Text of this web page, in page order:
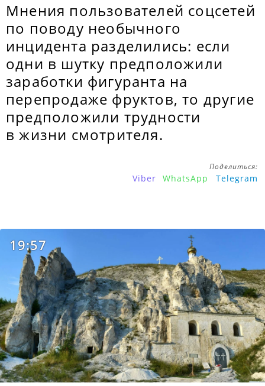
Мнения пользователей соцсетей
по поводу необычного
инцидента разделились: если
одни в шутку предположили
заработки фигуранта на
перепродаже фруктов, то другие
предположили трудности
в жизни смотрителя.
Поделиться:
Viber WhatsApp Telegram
19:57